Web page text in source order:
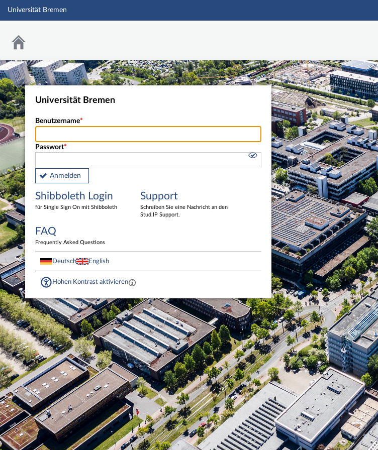
Hauptnavigation
Universität Bremen
Universität Bremen
Benutzername
Passwort
Anmelden
Shibboleth Login
für Single Sign On mit Shibboleth
Support
Schreiben Sie eine Nachricht an den
Stud.IP Support.
FAQ
Frequently Asked Questions
Deutsch English
Hohen Kontrast aktivieren